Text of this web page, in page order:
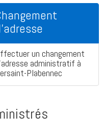
un changement
administratif à
Plabennec